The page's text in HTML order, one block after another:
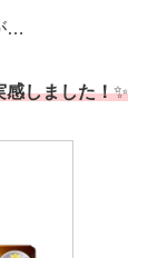
…
感しました！✨